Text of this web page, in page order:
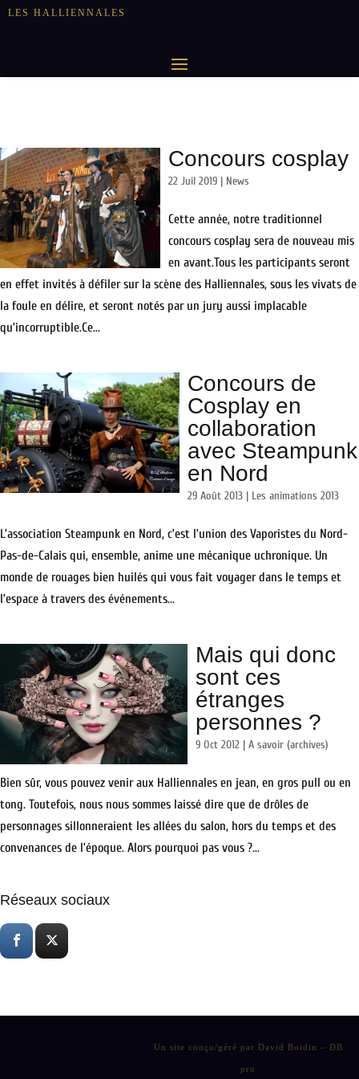
LES HALLIENNALES
Concours cosplay
22 Juil 2019| News
Cette année, notre traditionnel
concours cosplay sera de nouveau mis
en avant.Tous les participants seront
en effet invités à défiler sur la scène des Halliennales, sous les vivats de
la foule en délire, et seront notés par un jury aussi implacable
qu’incorruptible.Ce...
Concours de
Cosplay en
collaboration
avec Steampunk
en Nord
29 Août 2013| Les animations 2013
L’association Steampunk en Nord, c’est l’union des Vaporistes du Nord-
Pas-de-Calais qui, ensemble, anime une mécanique uchronique. Un
monde de rouages bien huilés qui vous fait voyager dans le temps et
l’espace à travers des événements...
Mais qui donc
sont ces
étranges
personnes ?
9 Oct 2012| A savoir (archives)
Bien sûr, vous pouvez venir aux Halliennales en jean, en gros pull ou en
tong. Toutefois, nous nous sommes laissé dire que de drôles de
personnages sillonneraient les allées du salon, hors du temps et des
convenances de l’époque. Alors pourquoi pas vous ?...
Réseaux sociaux
Un site conçu/géré par David Boidin – DB
pro